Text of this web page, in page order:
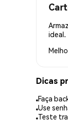
ideal.
Dicas
Faça
Use
Teste